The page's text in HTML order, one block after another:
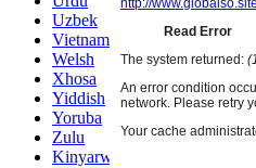
Uzbek
Vietnamese
Welsh
Xhosa
Yiddish
Yoruba
Zulu
Kinyarwanda